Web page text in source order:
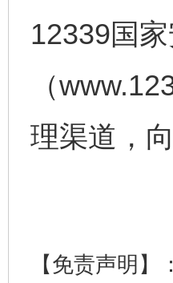
12339国
（
理渠道，
【免责声明
完善运行机制助力责
东山县通报“牛蛙产品抗